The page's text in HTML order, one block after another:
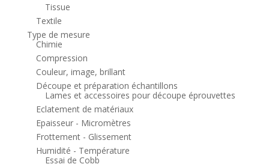
Tissue
Textile
Type de mesure
Chimie
Compression
Couleur, image, brillant
Découpe et préparation échantillons
Lames et accessoires pour découpe éprouvettes
Eclatement de matériaux
Epaisseur - Micromètres
Frottement - Glissement
Humidité - Température
Essai de Cobb